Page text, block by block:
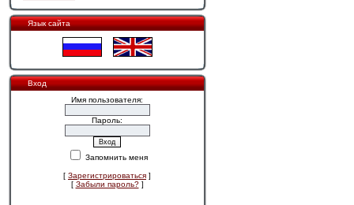
Язык сайта
Вход
Имя пользователя:
Пароль:
Запомнить меня
[ Зарегистрироваться ]
[ Забыли пароль?]